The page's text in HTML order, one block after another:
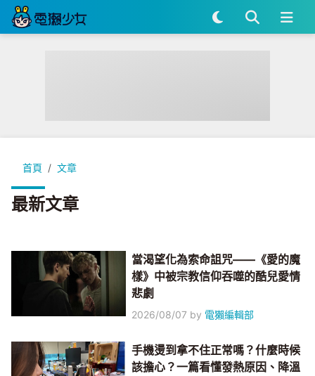
首頁 文章
最新文章
當渴望化為索命詛咒——《愛的魔
樣》中被宗教信仰吞噬的酷兒愛情
悲劇
2026/08/07 by 電獺編輯部
手機燙到拿不住正常嗎？什麼時候
該擔心？一篇看懂發熱原因、降溫